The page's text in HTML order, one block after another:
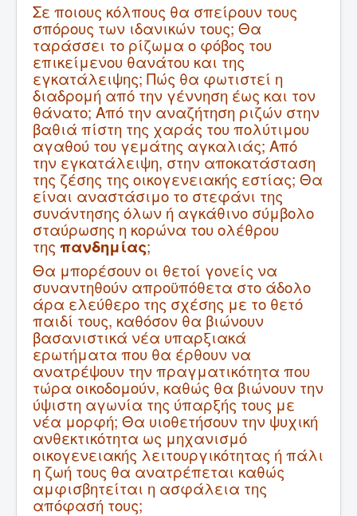
Σε ποιους κόλπους θα σπείρουν τους
σπόρους των ιδανικών τους; Θα
ταράσσει το ρίζωμα ο φόβος του
επικείμενου θανάτου και της
εγκατάλειψης; Πώς θα φωτιστεί η
διαδρομή από την γέννηση έως και τον
θάνατο; Από την αναζήτηση ριζών στην
βαθιά πίστη της χαράς του πολύτιμου
αγαθού του γεμάτης αγκαλιάς; Από
την εγκατάλειψη, στην αποκατάσταση
της ζέσης της οικογενειακής εστίας; Θα
είναι αναστάσιμο το στεφάνι της
συνάντησης όλων ή αγκάθινο σύμβολο
σταύρωσης η κορώνα του ολέθρου
της πανδημίας;
Θα μπορέσουν οι θετοί γονείς να
συναντηθούν απροϋπόθετα στο άδολο
άρα ελεύθερο της σχέσης με το θετό
παιδί τους, καθόσον θα βιώνουν
βασανιστικά νέα υπαρξιακά
ερωτήματα που θα έρθουν να
ανατρέψουν την πραγματικότητα που
τώρα οικοδομούν, καθώς θα βιώνουν την
ύψιστη αγωνία της ύπαρξής τους με
νέα μορφή; Θα υιοθετήσουν την ψυχική
ανθεκτικότητα ως μηχανισμό
οικογενειακής λειτουργικότητας ή πάλι
η ζωή τους θα ανατρέπεται καθώς
αμφισβητείται η ασφάλεια της
απόφασή τους;